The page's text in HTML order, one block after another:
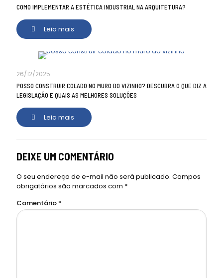
COMO IMPLEMENTAR A ESTÉTICA INDUSTRIAL NA ARQUITETURA?
Leia mais
26/12/2025
POSSO CONSTRUIR COLADO NO MURO DO VIZINHO? DESCUBRA O QUE DIZ A
LEGISLAÇÃO E QUAIS AS MELHORES SOLUÇÕES
Leia mais
DEIXE UM COMENTÁRIO
O seu endereço de e-mail não será publicado. Campos
obrigatórios são marcados com *
Comentário *